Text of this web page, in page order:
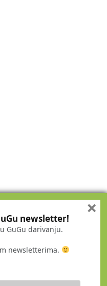
newsletter!
GuGu darivanju.
newsletterima.
×